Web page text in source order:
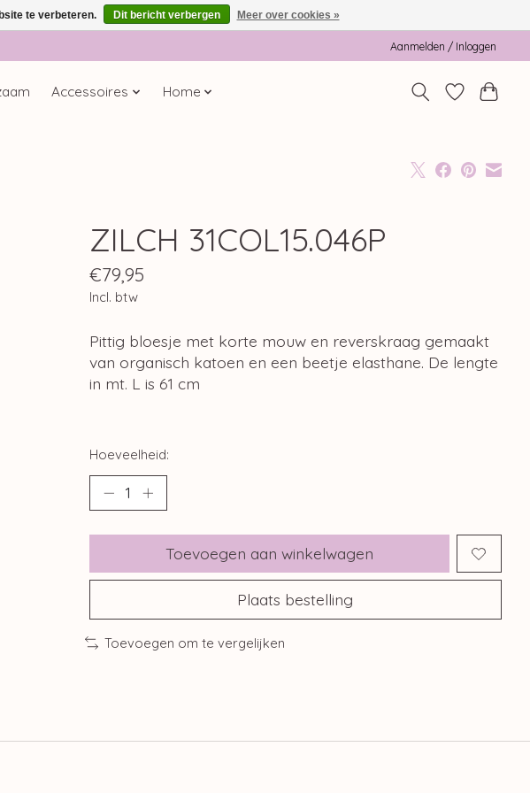
Aanmelden / Inloggen
Accessoires Home
ZILCH 31COL15.046P
€79,95
Incl. btw
Pittig bloesje met korte mouw en reverskraag gemaakt
van organisch katoen en een beetje elasthane. De lengte
in mt. L is 61 cm
Hoeveelheid:
Toevoegen aan winkelwagen
Plaats bestelling
Toevoegen om te vergelijken
te verbeteren. Dit bericht verbergen Meer over cookies »